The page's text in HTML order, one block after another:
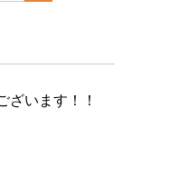
ざいます！！